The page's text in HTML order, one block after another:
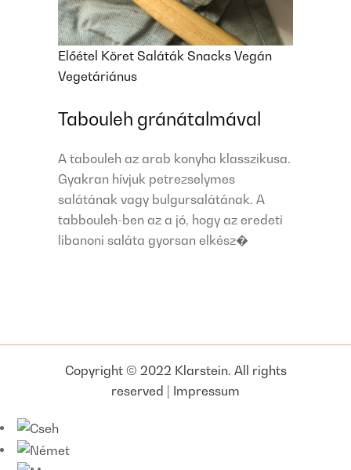
Előétel Köret Saláták Snacks Vegán
Vegetáriánus
Tabouleh gránátalmával
A tabouleh az arab konyha klasszikusa.
Gyakran hívjuk petrezselymes
salátának vagy bulgursalátának. A
tabbouleh-ben az a jó, hogy az eredeti
libanoni saláta gyorsan elkész�
Copyright © 2022 Klarstein. All rights
reserved | Impressum